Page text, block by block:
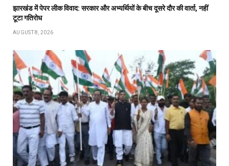
झारखंड में पेपर लीक विवाद: सरकार और अभ्यर्थियों के बीच दूसरे दौर की वार्ता, नहीं
टूटा गतिरोध
AUGUST 8, 2026